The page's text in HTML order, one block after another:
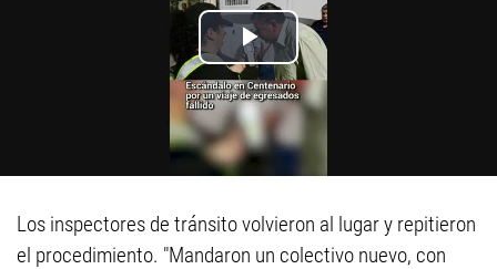
Los inspectores de tránsito volvieron al lugar y repitieron
el procedimiento. "Mandaron un colectivo nuevo, con